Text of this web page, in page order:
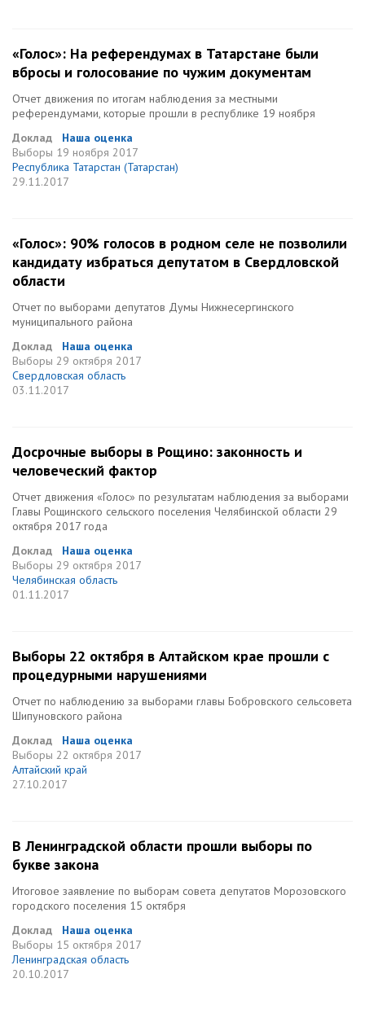
«Голос»: На референдумах в Татарстане были
вбросы и голосование по чужим документам
Отчет движения по итогам наблюдения за местными
референдумами, которые прошли в республике 19 ноября
Доклад
Наша оценка
Выборы 19 ноября 2017
Республика Татарстан (Татарстан)
29.11.2017
«Голос»: 90% голосов в родном селе не позволили
кандидату избраться депутатом в Свердловской
области
Отчет по выборами депутатов Думы Нижнесергинского
муниципального района
Доклад
Наша оценка
Выборы 29 октября 2017
Свердловская область
03.11.2017
Досрочные выборы в Рощино: законность и
человеческий фактор
Отчет движения «Голос» по результатам наблюдения за выборами
Главы Рощинского сельского поселения Челябинской области 29
октября 2017 года
Доклад
Наша оценка
Выборы 29 октября 2017
Челябинская область
01.11.2017
Выборы 22 октября в Алтайском крае прошли с
процедурными нарушениями
Отчет по наблюдению за выборами главы Бобровского сельсовета
Шипуновского района
Доклад
Наша оценка
Выборы 22 октября 2017
Алтайский край
27.10.2017
В Ленинградской области прошли выборы по
букве закона
Итоговое заявление по выборам совета депутатов Морозовского
городского поселения 15 октября
Доклад
Наша оценка
Выборы 15 октября 2017
Ленинградская область
20.10.2017